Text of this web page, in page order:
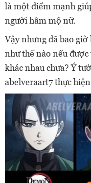
là một điểm mạnh
người hâm mộ nữ.
Vậy nhưng đã bao
như thế nào nếu được
khác nhau chưa? Ý
abelveraart7 thực